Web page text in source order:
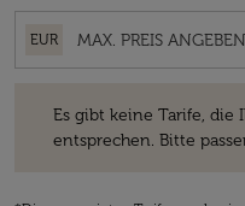
EUR
Es gibt keine Tarife, die
entsprechen. Bitte